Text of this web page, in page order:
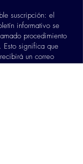
suscripción: el
informativo se
procedimiento
Esto significa que
un correo